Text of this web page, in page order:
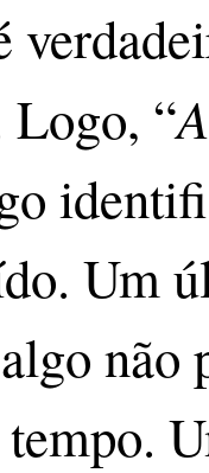
Logo, “A
Um
não
tempo.